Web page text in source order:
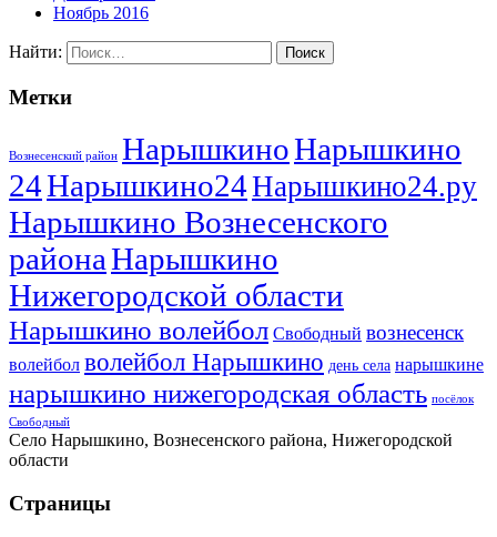
Ноябрь 2016
Найти:
Метки
Вознесенский район НарышкиноНарышкино
24Нарышкино24Нарышкино24.ру
Нарышкино Вознесенского
районаНарышкино
Нижегородской области
Нарышкино волейбол Свободный вознесенск
волейбол волейбол Нарышкино день села нарышкине
нарышкино нижегородская область посёлок
Свободный
Село Нарышкино, Вознесенского района, Нижегородской
области
Страницы